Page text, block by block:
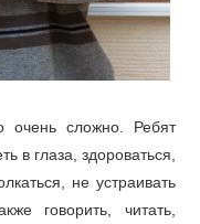
очень сложно. Ребят
в глаза, здороваться,
не устраивать
говорить, читать,